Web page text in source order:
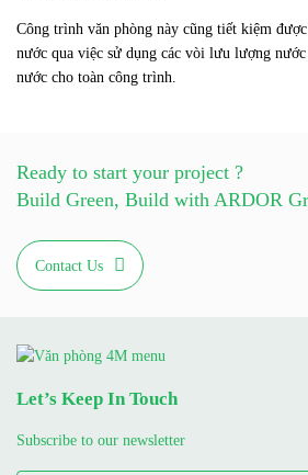
Công trình văn phòng này cũng tiết kiệm
nước qua việc sử dụng các vòi lưu lượng
nước cho toàn công trình.
Ready to start your project ?
Build Green, Build with ARDOR
Contact Us
Let’s Keep In Touch
Subscribe to our newsletter